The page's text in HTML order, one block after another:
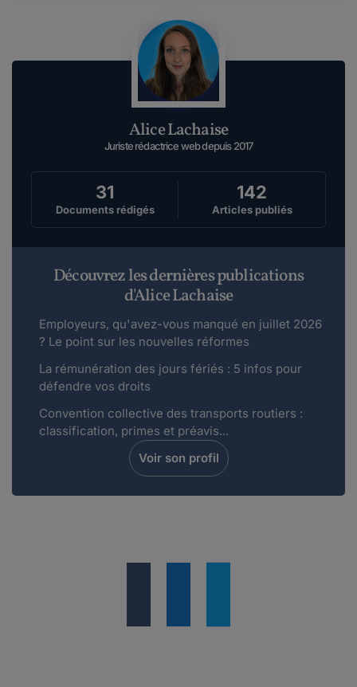
Alice Lachaise
Juriste rédactrice web depuis 2017
31
Documents rédigés
142
Articles publiés
Découvrez les dernières publications
d'Alice Lachaise
Employeurs, qu'avez-vous manqué en juillet 2026
? Le point sur les nouvelles réformes
La rémunération des jours fériés : 5 infos pour
défendre vos droits
Convention collective des transports routiers :
classification, primes et préavis...
Voir son profil